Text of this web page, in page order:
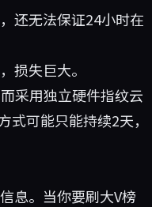
还无法保证24小时在
损失巨大。
采用独立硬件指纹云
可能只能持续2天，
息。当你要刷大V榜